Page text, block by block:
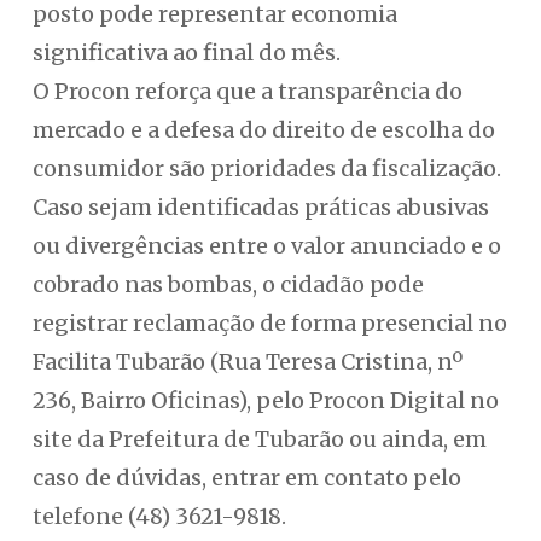
posto pode representar economia
significativa ao final do mês.
O Procon reforça que a transparência do
mercado e a defesa do direito de escolha do
consumidor são prioridades da fiscalização.
Caso sejam identificadas práticas abusivas
ou divergências entre o valor anunciado e o
cobrado nas bombas, o cidadão pode
registrar reclamação de forma presencial no
Facilita Tubarão (Rua Teresa Cristina, nº
236, Bairro Oficinas), pelo Procon Digital no
site da Prefeitura de Tubarão ou ainda, em
caso de dúvidas, entrar em contato pelo
telefone (48) 3621-9818.